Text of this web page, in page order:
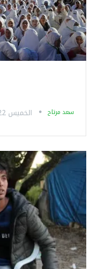
سعد مرتاح الخميس 22 فبراير 2024 - 22:00